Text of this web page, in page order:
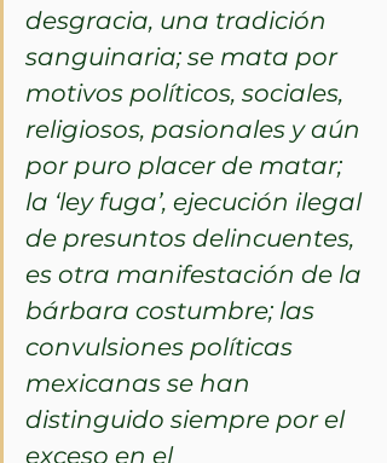
desgracia, una tradición
sanguinaria; se mata por
motivos políticos, sociales,
religiosos, pasionales y aún
por puro placer de matar;
la ‘ley fuga’, ejecución ilegal
de presuntos delincuentes,
es otra manifestación de la
bárbara costumbre; las
convulsiones políticas
mexicanas se han
distinguido siempre por el
exceso en el